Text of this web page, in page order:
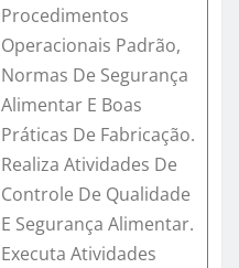
Procedimentos
Operacionais Padrão,
Normas De Segurança
Alimentar E Boas
Práticas De Fabricação.
Realiza Atividades De
Controle De Qualidade
E Segurança Alimentar.
Executa Atividades